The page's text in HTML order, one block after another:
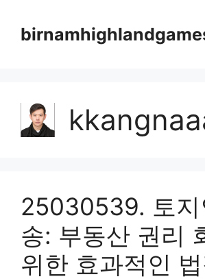
content
25030539. 토지
송: 부동산 권리
위한 효과적인